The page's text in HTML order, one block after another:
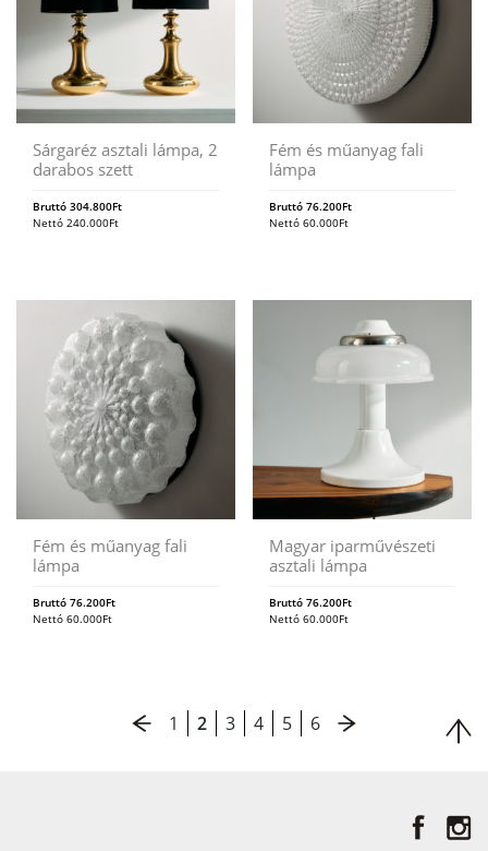
Sárgaréz asztali lámpa, 2
darabos szett
Bruttó 304.800Ft
Nettó 240.000Ft
Fém és műanyag fali
lámpa
Bruttó76.200Ft
Nettó60.000Ft
Fém és műanyag fali
lámpa
Bruttó 76.200Ft
Nettó 60.000Ft
Magyar iparművészeti
asztali lámpa
Bruttó76.200Ft
Nettó60.000Ft
1 2 3 4 5 6